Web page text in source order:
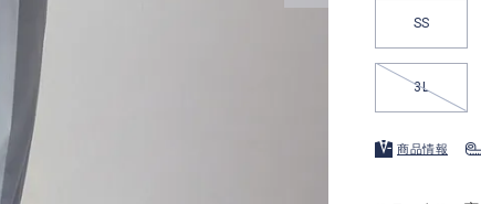
SS
3L
商品情報